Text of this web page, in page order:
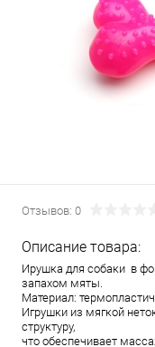
Отзывов: 0
Описание товара:
Ирушка для собаки в
запахом мяты.
Материал:
Игрушки из мягкой
структуру,
что обеспечивает